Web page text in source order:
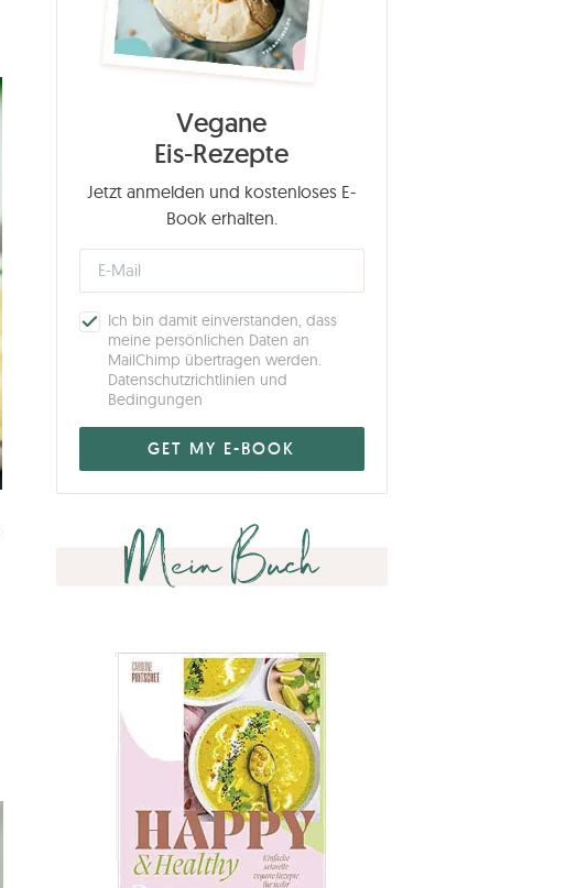
Vegane
Eis-Rezepte
Jetzt anmelden und kostenloses E-
Book erhalten.
Ich bin damit einverstanden, dass
meine persönlichen Daten an
MailChimp übertragen werden.
Datenschutzrichtlinien und
Bedingungen
Mein Buch